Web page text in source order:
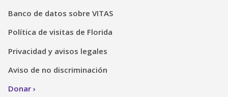
Banco de datos sobre VITAS
Política de visitas de Florida
Privacidad y avisos legales
Aviso de no discriminación
Donar